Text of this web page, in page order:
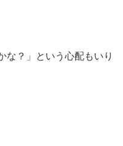
な？」という心配もいり